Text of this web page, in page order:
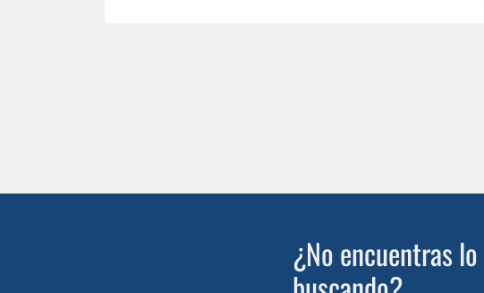
¿No encuentras